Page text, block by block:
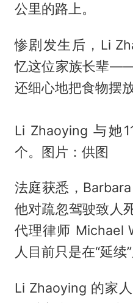
公里的路上。
惨剧发生后，Li
忆这位家族长辈
还细心地把食物摆
Li Zhaoying 与她
个。图片：供图
法庭获悉，
他对疏忽驾驶致人
代理律师 Michael
人目前只是在“延续
Li Zhaoying 的家